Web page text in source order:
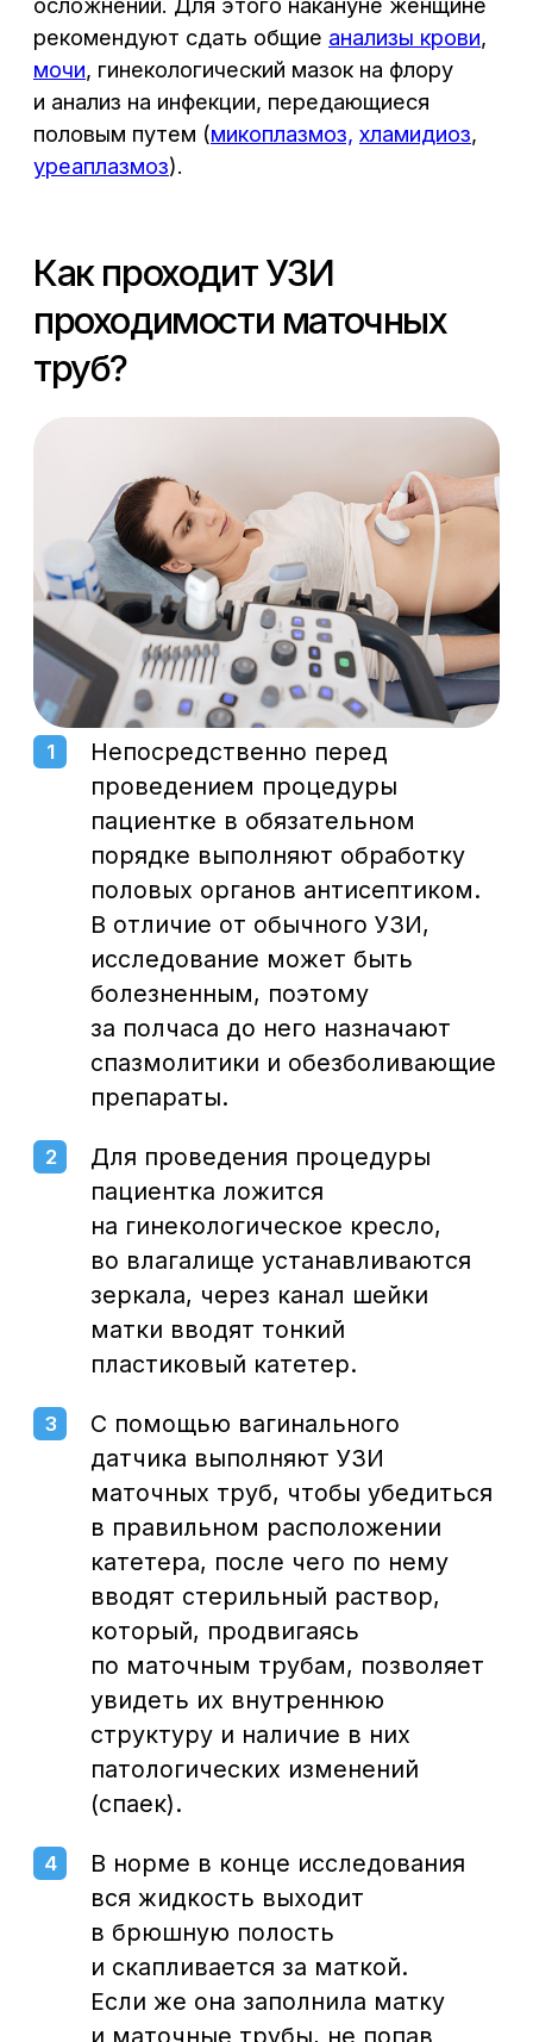
матка, матка с полной или неполной
перегородкой внутри, полное или
частичное удвоение половых органов)
Доброкачественные опухоли
миометрия (миома, лейомиома,
фибромиома). С помощью УЗИ можно
на ее наружной поверхности или
деформируя ее. Особенно опасны
узлы, деформирующие полость матки.
Они могут быть причиной бесплодия,
и маточных кровотечений.
Эндометриоз— распространение
эндометрия за ее пределы полости
матки на брюшину, маточные трубы,
яичники и т. д. Для диагностики
некоторых форм эндометриоза, таких
как эндометриоидные
новообразования яичников, без
ультразвука обойтись сложно.
Кисты и опухоли яичников. При
исследовании в яичнике определяется
образование округлой формы, контуры
которого хорошо видны. Кроме
онкологических рисков, кисты яичника
могут нарушать гормональный баланс
в организме женщины, приводя
к нарушениям менструального цикла,
бесплодию и выкидышам.
Полипы и гиперплазии эндометрия —
это патологические разрастания
внутреннего слоя матки.
Воспалительный процесс и его
последствия. Хроническое воспаление
может сопровождаться появлением
жидкости в маточной трубе
при ультразвуковом исследовании.
Также на УЗИ можно увидеть признаки
хроническогоэндометрита
Длительное воспаление может
привести к срастанию тканей яичника,
брюшины, кишечника и маточных труб.
В таких случаях полноценная работа
яичника и маточной трубы
невозможна. Эндометрит способен
осложнить наступление беременности
такая как мультифолликулярные
яичники. Это состояние, при котором
фолликулов, не достигающих
нормальной зрелости. Помимо этого
ультразвуковой методом используется
для установления факта беременности
и динамического наблюдения
Узнать подробности или
записаться на консультацию
к гинекологу в Воронеже
можно по телефону:
+7 (473) 300-33-44
В центре города,
без выходных